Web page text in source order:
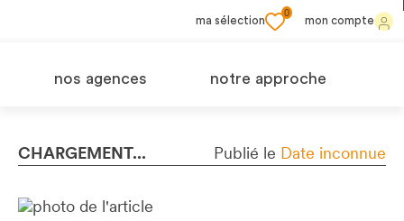
ma sélection
0
mon compte
nos agences notre approche
CHARGEMENT... Publié le Date inconnue